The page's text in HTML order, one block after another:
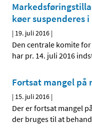
køer suspenderes i
| 19. juli 2016 |
Den centrale komite
har pr. 14. juli 2016
Fortsat mangel på
| 15. juli 2016 |
Der er fortsat mangel
der bruges til at